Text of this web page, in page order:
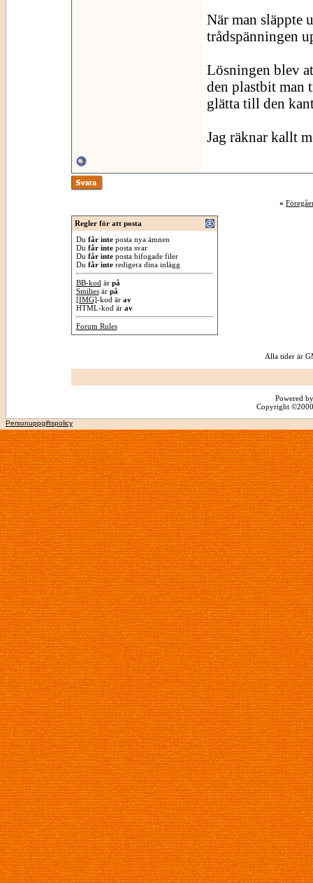
När man släppte
trådspänningen
Lösningen blev
den plastbit man
glätta till den
Jag räknar kallt
«
Regler för att posta
Du får inteposta nya ämnen
Du får inteposta svar
Du får inteposta bifogade filer
Du får interedigera dina inlägg
BB-kod är på
Smiliesär på
[IMG]-kod är av
HTML-kod är av
Forum Rules
Alla tider är
Powered
Copyright
Personuppgiftspolicy